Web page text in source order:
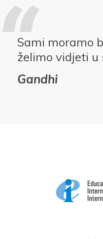
Sami moramo
želimo vidjeti u
Gandhi